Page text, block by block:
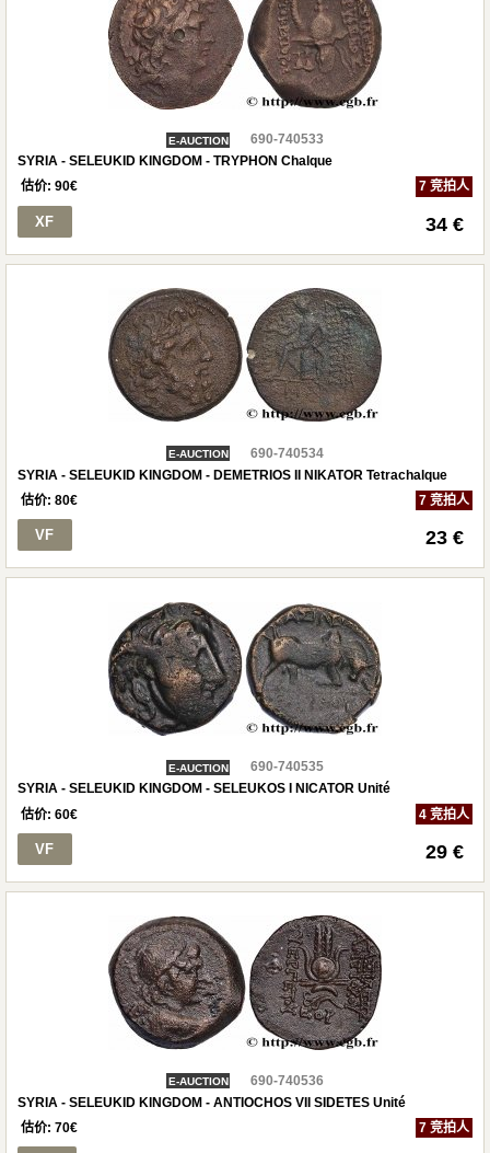
E-AUCTION
690-740533
SYRIA - SELEUKID KINGDOM - TRYPHON Chalque
估价: 90€ 7 竞拍人
XF 34 €
E-AUCTION
690-740534
SYRIA - SELEUKID KINGDOM - DEMETRIOS II NIKATOR Tetrachalque
估价: 80€ 7 竞拍人
VF 23 €
E-AUCTION
690-740535
SYRIA - SELEUKID KINGDOM - SELEUKOS I NICATOR Unité
估价: 60€ 4 竞拍人
VF 29 €
E-AUCTION
690-740536
SYRIA - SELEUKID KINGDOM - ANTIOCHOS VII SIDETES Unité
估价: 70€ 7 竞拍人